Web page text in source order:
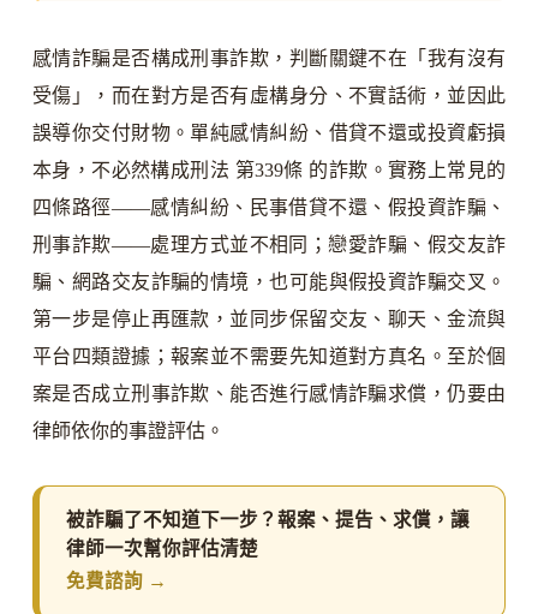
感情詐騙是否構成刑事詐欺，判斷關鍵不在「我有沒有
受傷」，而在對方是否有虛構身分、不實話術，並因此
誤導你交付財物。單純感情糾紛、借貸不還或投資虧損
本身，不必然構成刑法 第339條 的詐欺。實務上常見的
四條路徑——感情糾紛、民事借貸不還、假投資詐騙、
刑事詐欺——處理方式並不相同；戀愛詐騙、假交友詐
騙、網路交友詐騙的情境，也可能與假投資詐騙交叉。
第一步是停止再匯款，並同步保留交友、聊天、金流與
平台四類證據；報案並不需要先知道對方真名。至於個
案是否成立刑事詐欺、能否進行感情詐騙求償，仍要由
律師依你的事證評估。
被詐騙了不知道下一步？報案、提告、求償，讓
律師一次幫你評估清楚
免費諮詢 →